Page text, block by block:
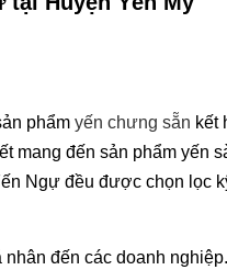
phẩm yến chưng sẵn kết
mang đến sản phẩm yến
Ngự đều được chọn lọc
nhân đến các doanh